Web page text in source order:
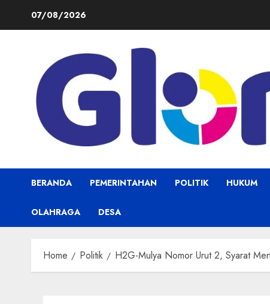
07/08/2026
BERANDA PEMERINTAHAN POLITIK HUKUM
OLAHRAGA DESA
Home Politik H2G-Mulya Nomor Urut 2, Syarat